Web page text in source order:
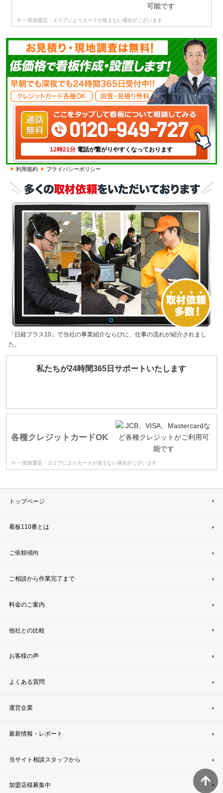
※ 一部加盟店・エリアによりカードが使えない場合がございます
12時21分 電話が繋がりやすくなっております
利用規約 プライバシーポリシー
「日経プラス10」で当社の事業紹介ならびに、仕事の流れが紹介されまし
た。
私たちが24時間365日サポートいたします
各種クレジットカードOK
※ 一部加盟店・エリアによりカードが使えない場合がございます
トップページ
看板110番とは
ご依頼傾向
ご相談から作業完了まで
料金のご案内
他社との比較
お客様の声
よくある質問
運営企業
最新情報・レポート
当サイト相談スタッフから
加盟店様募集中